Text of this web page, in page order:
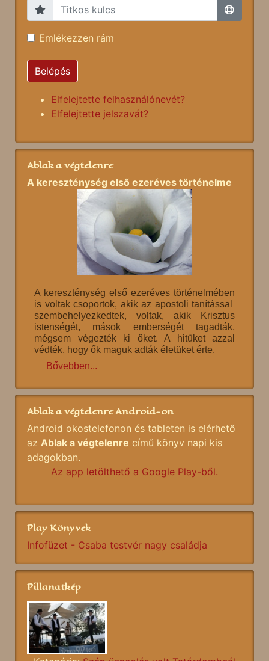
Emlékezzen rám
Belépés
Elfelejtette felhasználónevét?
Elfelejtette jelszavát?
Ablak a végtelenre
A kereszténység első ezeréves történelme
A kereszténység első ezeréves történelmében
is voltak csoportok, akik az apostoli tanítással
szembehelyezkedtek, voltak, akik Krisztus
istenségét, mások emberségét tagadták,
mégsem végezték ki őket. A hitüket azzal
védték, hogy ők maguk adták életüket érte.
Bővebben...
Ablak a végtelenre Android-on
Android okostelefonon és tableten is elérhető
az Ablak a végtelenre című könyv napi kis
adagokban.
Az app letölthető a Google Play-ből.
Play Könyvek
Infofüzet - Csaba testvér nagy családja
Pillanatkép